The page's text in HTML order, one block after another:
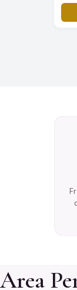
Area